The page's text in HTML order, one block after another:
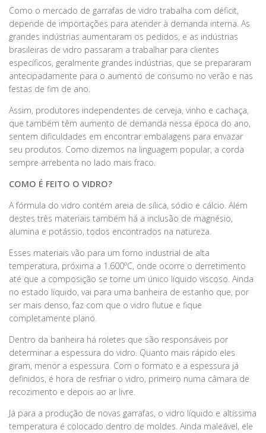
Como o mercado de garrafas de vidro trabalha com déficit,
depende de importações para atender à demanda interna. As
grandes indústrias aumentaram os pedidos, e as indústrias
brasileiras de vidro passaram a trabalhar para clientes
específicos, geralmente grandes indústrias, que se prepararam
antecipadamente para o aumento de consumo no verão e nas
festas de fim de ano.
Assim, produtores independentes de cerveja, vinho e cachaça,
que também têm aumento de demanda nessa época do ano,
sentem dificuldades em encontrar embalagens para envazar
seu produtos. Como dizemos na linguagem popular, a corda
sempre arrebenta no lado mais fraco.
COMO É FEITO O VIDRO?
A fórmula do vidro contém areia de sílica, sódio e cálcio. Além
destes três materiais também há a inclusão de magnésio,
alumina e potássio, todos encontrados na natureza.
Esses materiais vão para um forno industrial de alta
temperatura, próxima a 1.600ºC, onde ocorre o derretimento
até que a composição se torne um único líquido viscoso. Ainda
no estado líquido, vai para uma banheira de estanho que, por
ser mais denso, faz com que o vidro flutue e fique
completamente plano.
Dentro da banheira há roletes que são responsáveis por
determinar a espessura do vidro. Quanto mais rápido eles
giram, menor a espessura. Com o formato e a espessura já
definidos, é hora de resfriar o vidro, primeiro numa câmara de
recozimento e depois ao ar livre.
Já para a produção de novas garrafas, o vidro líquido e altíssima
temperatura é colocado dentro de moldes. Ainda maleável, ele